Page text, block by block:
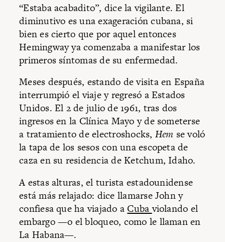
“Estaba acabadito”, dice la vigilante. El
diminutivo es una exageración cubana, si
bien es cierto que por aquel entonces
Hemingway ya comenzaba a manifestar los
primeros síntomas de su enfermedad.
Meses después, estando de visita en España
interrumpió el viaje y regresó a Estados
Unidos. El 2 de julio de 1961, tras dos
ingresos en la Clínica Mayo y de someterse
a tratamiento de electroshocks, Hem se voló
la tapa de los sesos con una escopeta de
caza en su residencia de Ketchum, Idaho.
A estas alturas, el turista estadounidense
está más relajado: dice llamarse John y
confiesa que ha viajado a Cubaviolando el
embargo —o el bloqueo, como le llaman en
La Habana—.